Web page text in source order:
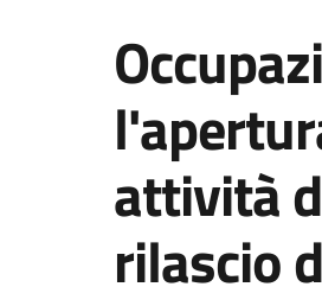
attività
rilascio